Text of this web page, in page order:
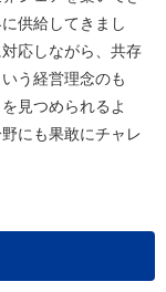
供給してきまし
応しながら、共存
う経営理念のも
見つめられるよ
にも果敢にチャレ